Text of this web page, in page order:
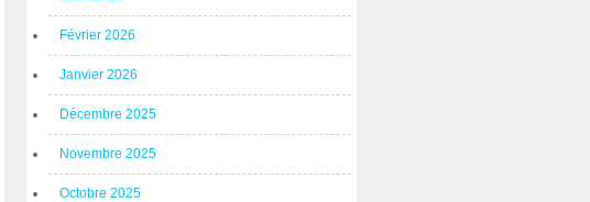
Février 2026
Janvier 2026
Décembre 2025
Novembre 2025
Octobre 2025